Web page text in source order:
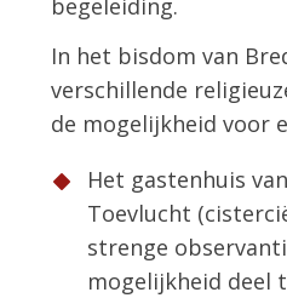
begeleiding.
In het bisdom van
verschillende
de mogelijkheid voor
Het gastenhuis
Toevlucht
strenge
mogelijkheid deel